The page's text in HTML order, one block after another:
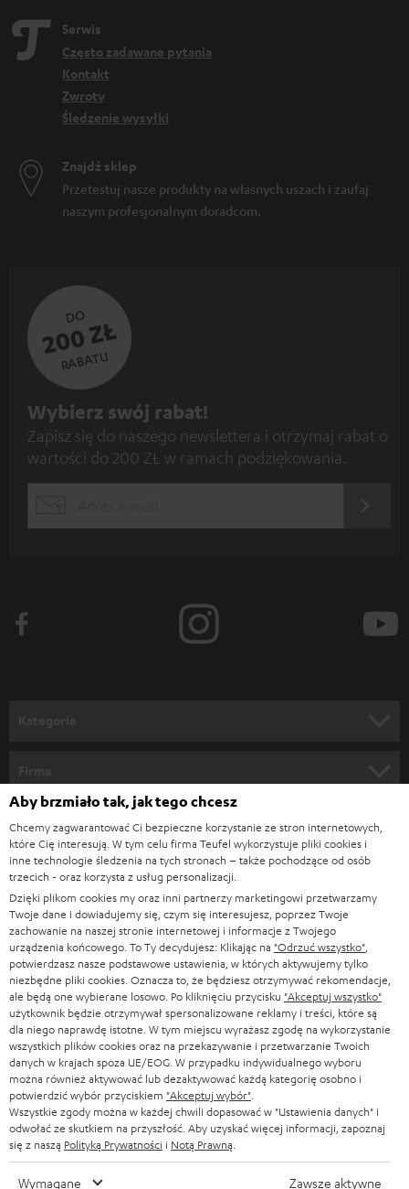
Serwis
Często zadawane pytania
Kontakt
Zwroty
Śledzenie wysyłki
Znajdź sklep
Przetestuj nasze produkty na własnych uszach i zaufaj
naszym profesjonalnym doradcom.
DO
200 ZŁ
RABATU
Z
a
p
ę
s
l
e
t
t
e
r
a
Wybierz swój rabat!
Zapisz się do naszego newslettera i otrzymaj rabat o
wartości do 200 ZŁ w ramach podziękowania.
KOMPLETNE SYSTEMY
SOUNDBARY
GŁOŚNIKI HIFI
SMART HOME
BLUETOOTH
SŁUCHAWKI
SŁUCHAWKI BLUETOOTH
WIEŻE HI-FI
GŁOŚNIKI
ULTIMA
WSPARCIE
KARIERA
KONTAKT PRASOWY
B2B
BLOG
NEWSLETTER
SKLEPY
KORZYŚCI
TEUFEL STORY
Sklepy internetowe Teufel
NIEMCY
AUSTRIA
SZWAJCARIA
HOLANDIA
BELGIA
FRANCJA
POLSKA
Aby brzmiało tak, jak tego chcesz
Chcemy zagwarantować Ci bezpieczne korzystanie ze stron internetowych,
które Cię interesują. W tym celu firma Teufel wykorzystuje pliki cookies i
inne technologie śledzenia na tych stronach – także pochodzące od osób
trzecich - oraz korzysta z usług personalizacji.
Dzięki plikom cookies my oraz inni partnerzy marketingowi przetwarzamy
Twoje dane i dowiadujemy się, czym się interesujesz, poprzez Twoje
zachowanie na naszej stronie internetowej i informacje z Twojego
urządzenia końcowego. To Ty decydujesz: Klikając na "Odrzuć wszystko"
potwierdzasz nasze podstawowe ustawienia, w których aktywujemy tylko
niezbędne pliki cookies. Oznacza to, że będziesz otrzymywać rekomendacje,
ale będą one wybierane losowo. Po kliknięciu przycisku "Akceptuj wszystko"
użytkownik będzie otrzymywał spersonalizowane reklamy i treści, które są
dla niego naprawdę istotne. W tym miejscu wyrażasz zgodę na wykorzystanie
wszystkich plików cookies oraz na przekazywanie i przetwarzanie Twoich
danych w krajach spoza UE/EOG. W przypadku indywidualnego wyboru
można również aktywować lub dezaktywować każdą kategorię osobno i
potwierdzić wybór przyciskiem "Akceptuj wybór"
Wszystkie zgody można w każdej chwili dopasować w "Ustawienia danych" i
odwołać ze skutkiem na przyszłość. Aby uzyskać więcej informacji, zapoznaj
się z naszą Polityką Prywatności i Notą Prawną
Wymagane Zawsze aktywne